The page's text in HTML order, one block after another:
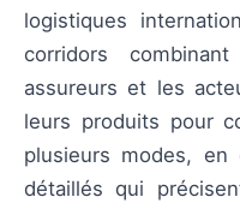
logistiques
corridors
assureurs et les
leurs produits pour
plusieurs modes, en
détaillés qui